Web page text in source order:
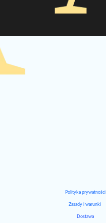
Polityka prywatności
Zasady i warunki
Dostawa